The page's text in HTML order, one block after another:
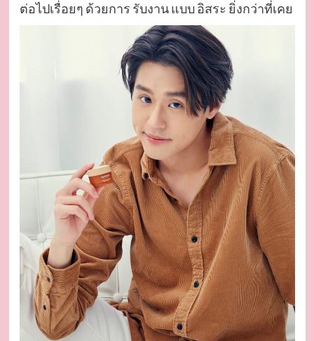
ต่อไปเรื่อยๆ ด้วยการ รับงาน แบบ อิสระ ยิ่งกว่าที่เคย